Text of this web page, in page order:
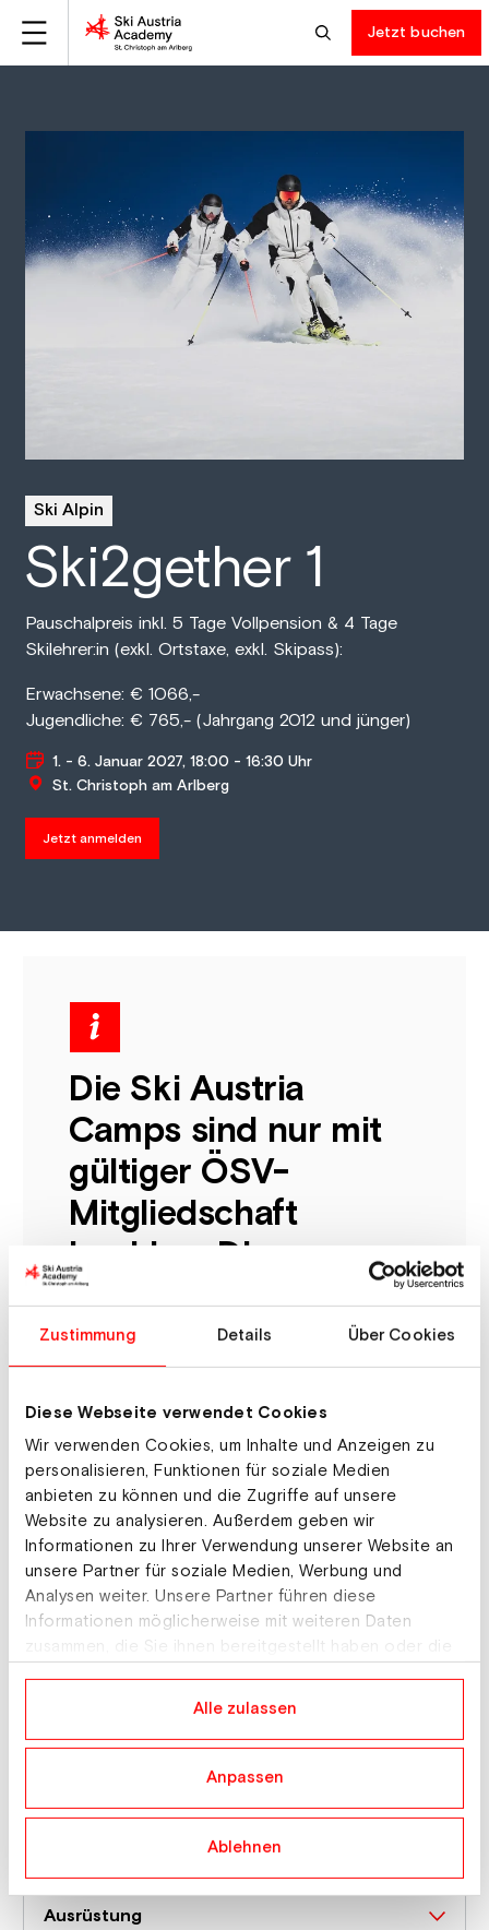
Zustimmung Details Über Cookies
Diese Webseite verwendet Cookies
Wir verwenden Cookies, um Inhalte und Anzeigen zu
personalisieren, Funktionen für soziale Medien
anbieten zu können und die Zugriffe auf unsere
Website zu analysieren. Außerdem geben wir
Informationen zu Ihrer Verwendung unserer Website an
unsere Partner für soziale Medien, Werbung und
Analysen weiter. Unsere Partner führen diese
Informationen möglicherweise mit weiteren Daten
zusammen, die Sie ihnen bereitgestellt haben oder die
Alle zulassen
Anpassen
Ablehnen
Jetzt buchen
Ski Alpin
Ski2gether 1
Pauschalpreis inkl. 5 Tage Vollpension & 4 Tage
Skilehrer:in (exkl. Ortstaxe, exkl. Skipass):
Erwachsene: € 1066,-
Jugendliche: € 765,- (Jahrgang 2012 und jünger)
1. - 6. Januar 2027, 18:00 - 16:30 Uhr
St. Christoph am Arlberg
Jetzt anmelden
Die Ski Austria
Camps sind nur mit
gültiger ÖSV-
Mitgliedschaft
buchbar. Die
Mitgliedsnummer
muss bei der
Buchung angegeben
werden.
Jetzt Mitglied werden
Alle Details zu
"Ski2gether 1" auf einen
Ausrüstung